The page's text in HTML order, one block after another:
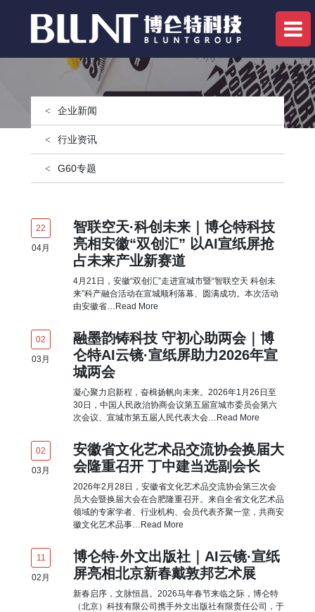
22
04月
智联空天·科创未来｜博仑特科技
亮相安徽“双创汇” 以AI宣纸屏抢
占未来产业新赛道
4月21日，安徽“双创汇”走进宣城市暨“智联空天 科创未
来”科产融合活动在宣城顺利落幕、圆满成功。本次活动
由安徽省… Read More
02
03 月
融墨韵铸科技 守初心助两会｜博
仑特AI云镜·宣纸屏助力2026年宣
城两会
凝心聚力启新程，奋楫扬帆向未来。2026年1月26日至
30日，中国人民政治协商会议第五届宣城市委员会第六
次会议、宣城市第五届人民代表大会… Read More
02
03 月
安徽省文化艺术品交流协会换届大
会隆重召开 丁中建当选副会长
2026年2月28日，安徽省文化艺术品交流协会第三次会
员大会暨换届大会在合肥隆重召开。来自全省文化艺术品
领域的专家学者、行业机构、会员代表齐聚一堂，共商安
徽文化艺术品事… Read More
11
02 月
博仑特·外文出版社｜AI云镜·宣纸
屏亮相北京新春戴敦邦艺术展
新春启序，文脉恒昌。2026马年春节来临之际，博仑特
（北京）科技有限公司携手外文出版社有限责任公司，于
企业新闻
行业资讯
G60专题